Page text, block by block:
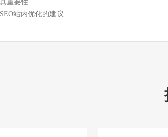
重要性
站内优化的建议